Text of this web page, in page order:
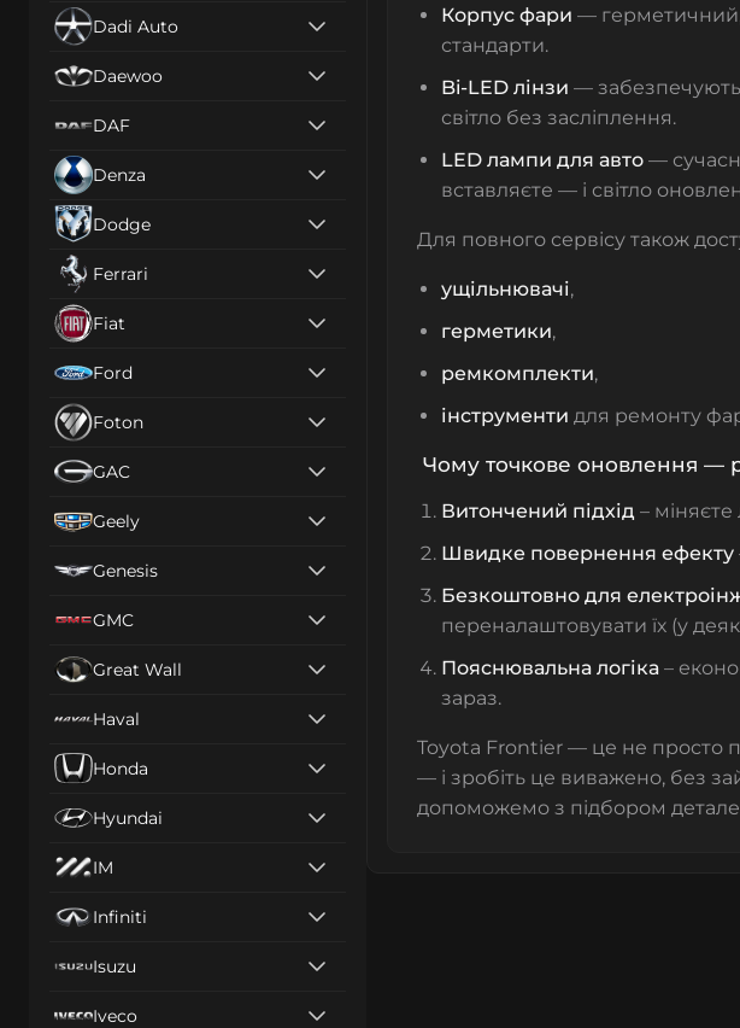
Dadi Auto
Daewoo
DAF
Denza
Dodge
Ferrari
Fiat
Ford
Foton
GAC
Geely
Genesis
GMC
Great Wall
Haval
Honda
Hyundai
IM
Infiniti
Isuzu
Iveco
Корпус фари — герметичний,
стандарти.
Bi-LED лінзи — забезпечують
світло без засліплення.
LED лампи для авто —
вставляєте — і світло
Для повного сервісу також
ущільнювачі,
герметики,
ремкомплекти,
інструменти для ремонту
Чому точкове оновлення —
Витончений підхід –
Швидке повернення ефекту
Безкоштовно для
переналаштовувати їх (у
Пояснювальна логіка –
зараз.
Toyota Frontier — це не просто
— і зробіть це виважено, без
допоможемо з підбором